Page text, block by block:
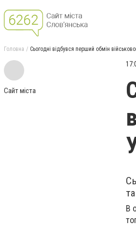
Головна Сьогодні відбувся перший обмін
Сайт міста
В